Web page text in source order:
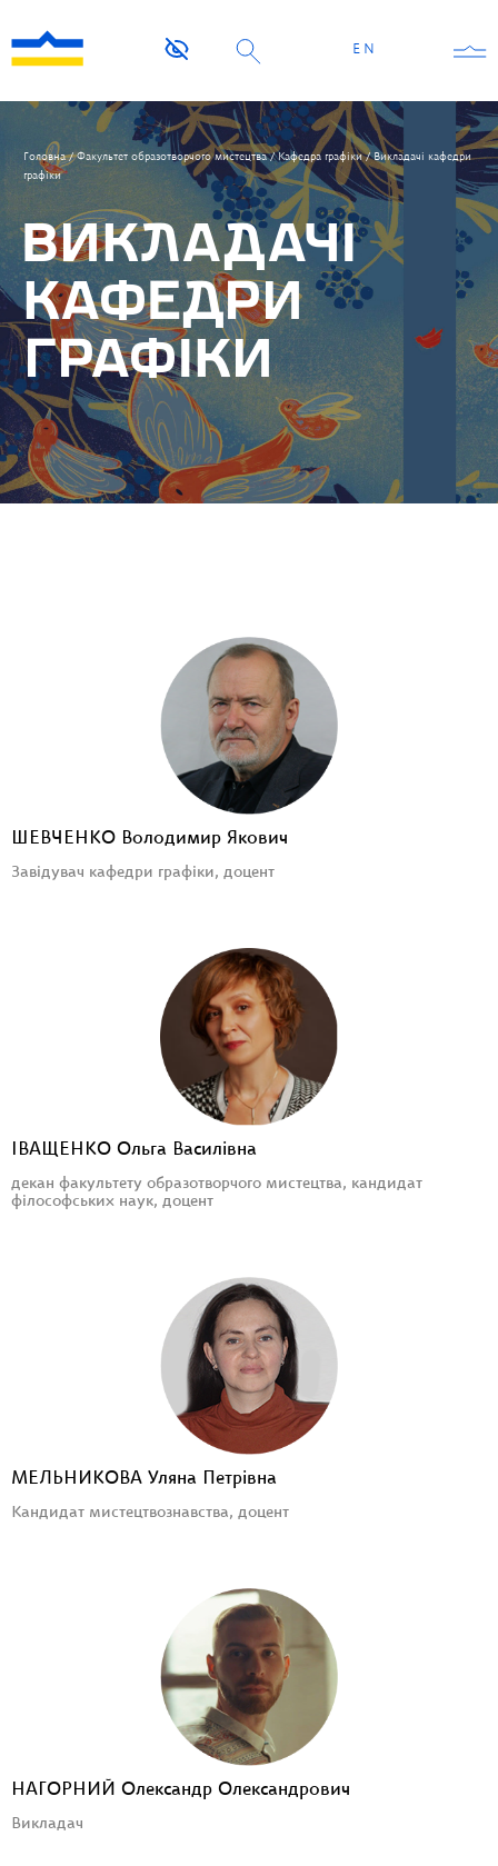
EN
Головна/Факультет образотворчого мистецтва/Кафедра графіки/Викладачі кафедри
графіки
ВИКЛАДАЧІ
КАФЕДРИ
ГРАФІКИ
ШЕВЧЕНКО Володимир Якович
Завідувач кафедри графіки, доцент
ІВАЩЕНКО Ольга Василівна
декан факультету образотворчого мистецтва, кандидат
філософських наук, доцент
МЕЛЬНИКОВА Уляна Петрівна
Кандидат мистецтвознавства, доцент
НАГОРНИЙ Олександр Олександрович
Викладач